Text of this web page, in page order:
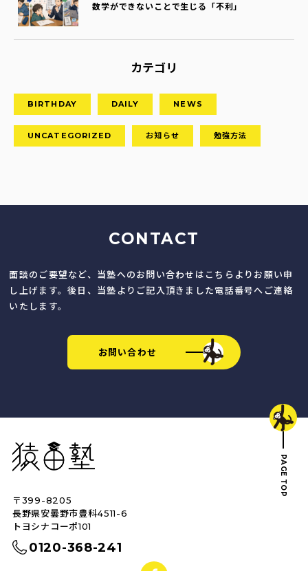
数学ができないことで生じる「不利」
カテゴリ
BIRTHDAY DAILY NEWS
UNCATEGORIZED お知らせ 勉強方法
CONTACT
面談のご要望など、当塾へのお問い合わせはこちらよりお願い申
し上げます。後日、当塾よりご記入頂きました電話番号へご連絡
いたします。
お問い合わせ
PAGE TOP
猿田塾
〒399-8205
長野県安曇野市豊科4511-6
トヨシナコーポ101
0120-368-241
facebook